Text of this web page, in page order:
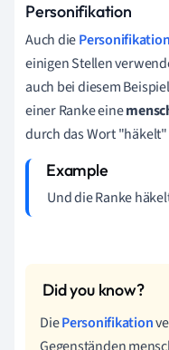
Personifikation
Auch diePersonifikation
einigen Stellen
auch bei diesem
einer Ranke eine
durch das Wort
Und die Ranke
DiePersonifikation